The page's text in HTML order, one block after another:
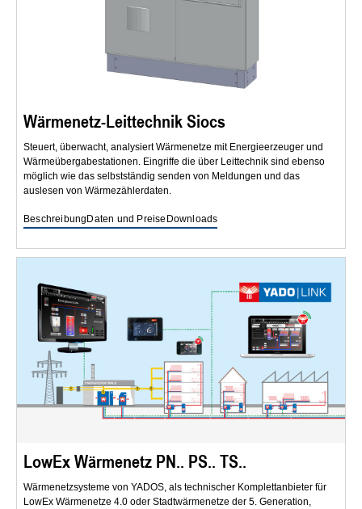
Wärmenetz-Leittechnik Siocs
Steuert, überwacht, analysiert Wärmenetze mit Energieerzeuger und
Wärmeübergabestationen. Eingriffe die über Leittechnik sind ebenso
möglich wie das selbstständig senden von Meldungen und das
auslesen von Wärmezählerdaten.
BeschreibungDaten und Preise Downloads
LowEx Wärmenetz PN.. PS.. TS..
Wärmenetzsysteme von YADOS, als technischer Komplettanbieter für
LowEx Wärmenetze 4.0 oder Stadtwärmenetze der 5. Generation,